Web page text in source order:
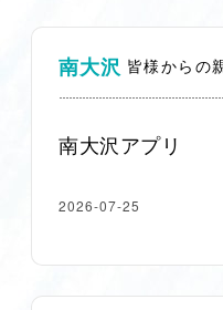
南大沢 皆様からの
南大沢アプリ
2026-07-25